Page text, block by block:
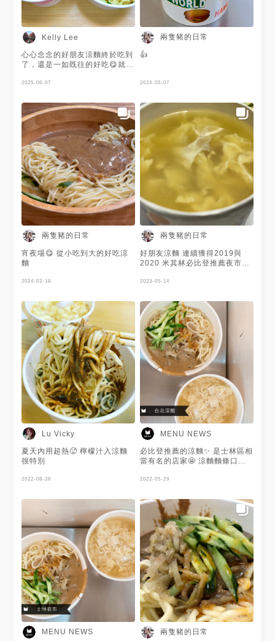
Kelly Lee
心心念念的好朋友涼麵終於吃到
了，還是一如既往的好吃😋就算
2025-06-07
兩隻豬的日常
👍
2024-05-07
兩隻豬的日常
宵夜場😋 從小吃到大的好吃涼
麵
2024-03-18
兩隻豬的日常
好朋友涼麵 連續獲得2019與
2020 米其林必比登推薦夜市街
們家的涼麵 位於捷運士林站2號
藥房前的騎樓下的路邊攤 但是
後來藥房收了 涼麵攤就有了自
己的店面 店面座位以四五張四
人桌 與一長排的吧台桌為主 可
以內用跟外帶 內用可直接進店
面找位子 店員會先來點餐，點
了餐後先付帳 而外帶則是在店
門口排隊 🥢涼麵小碗 🥢涼麵大
碗 🥢味增湯 🥢味增湯+蛋 涼麵
可做素食，點餐時要先告知 辣
度：大辣、中辣、小辣、微辣
🍝涼麵 小份份量蠻少的，大份
也沒有很多 配菜有小黃瓜和榨
菜 加入檸檬汁和蒜泥 麵條口感
Q彈有軔性，完全不會軟爛 芝麻
醬給的很大方 從頭到尾都可以
裹到滿滿的麻醬 吃之前記得要
有非常濃稠 反到是清爽，尾韻
酸和蒜泥後 有著淡淡的檸檬
香，開胃順口 🍝味噌湯＋蛋
分成純味噌湯和味噌湯加蛋 沒
有常見的貢丸三合一 湯頭偏
甜，帶有淡淡的柴魚香 蛋呈現
蛋花狀，裡面還有小塊的豆腐
口感不錯，蠻好喝的 整體而言
餐點種類不多，但都表現的不錯
座位雖小，不過翻桌率蠻快 來
到士林夜市，推薦大家來嚐嚐
2023-05-14
Lu Vicky
夏天內用超熱🥵 檸檬汁入涼麵
很特別
2022-08-26
MENU NEWS
必比登推薦的涼麵✨ 是士林區相
當有名的店家🤩 涼麵麵條口感Q
的花生醬香氣🥜 再加上一匙檸
舒適😌 謝謝 @Yvonne 提供美
2022-05-29
MENU NEWS 兩隻豬的日常